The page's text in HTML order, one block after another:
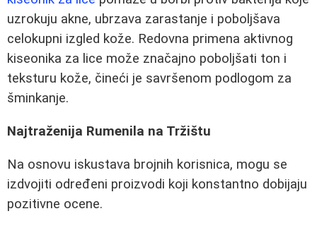
uzrokuju akne, ubrzava zarastanje i poboljšava
celokupni izgled kože. Redovna primena aktivnog
kiseonika za lice može značajno poboljšati ton i
teksturu kože, čineći je savršenom podlogom za
šminkanje.
Najtraženija Rumenila na Tržištu
Na osnovu iskustava brojnih korisnica, mogu se
izdvojiti određeni proizvodi koji konstantno dobijaju
pozitivne ocene.